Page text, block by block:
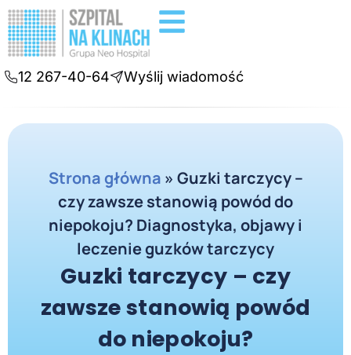
12 267-40-64 Wyślij wiadomość
Strona główna » Guzki tarczycy –
czy zawsze stanowią powód do
niepokoju? Diagnostyka, objawy i
leczenie guzków tarczycy
Guzki tarczycy – czy
zawsze stanowią powód
do niepokoju?